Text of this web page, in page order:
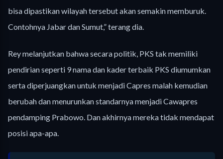
bisa dipastikan wilayah tersebut akan semakin memburuk.
Contohnya Jabar dan Sumut,” terang dia.
Rey melanjutkan bahwa secara politik, PKS tak memiliki
pendirian seperti 9 nama dan kader terbaik PKS diumumkan
serta diperjuangkan untuk menjadi Capres malah kemudian
berubah dan menurunkan standarnya menjadi Cawapres
pendamping Prabowo. Dan akhirnya mereka tidak mendapat
posisi apa-apa.